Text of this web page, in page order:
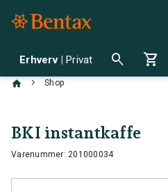
Erhverv | Privat search shopping_cart
chevron_right Shop
BKI instantkaffe
Varenummer: 201000034